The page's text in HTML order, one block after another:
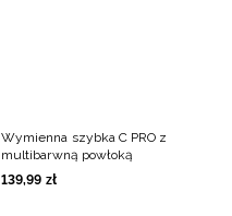
Wymienna szybka C PRO z
multibarwną powłoką
139,99 zł